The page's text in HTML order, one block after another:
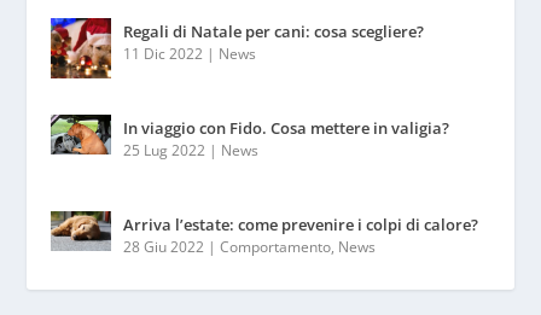
Regali di Natale per cani: cosa scegliere?
11 Dic 2022 | News
In viaggio con Fido. Cosa mettere in valigia?
25 Lug 2022 | News
Arriva l’estate: come prevenire i colpi di calore?
28 Giu 2022 |Comportamento, News